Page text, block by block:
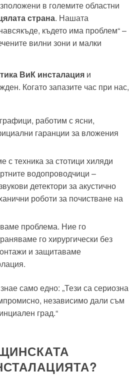
в големите областни
страна. Нашата
където има проблем“ –
вилни зони и малки
ВиК инсталация и
Когато запазите час при нас,
работим с ясни,
гаранции за вложения
с техника за стотици хиляди
водопроводчици –
детектори за акустично
роботи за почистване на
проблема. Ние го
го хирургически без
и защитаваме
само едно: „Тези са сериозна
независимо дали съм
град.“